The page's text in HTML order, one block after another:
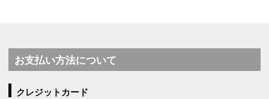
お支払い方法について
クレジットカード